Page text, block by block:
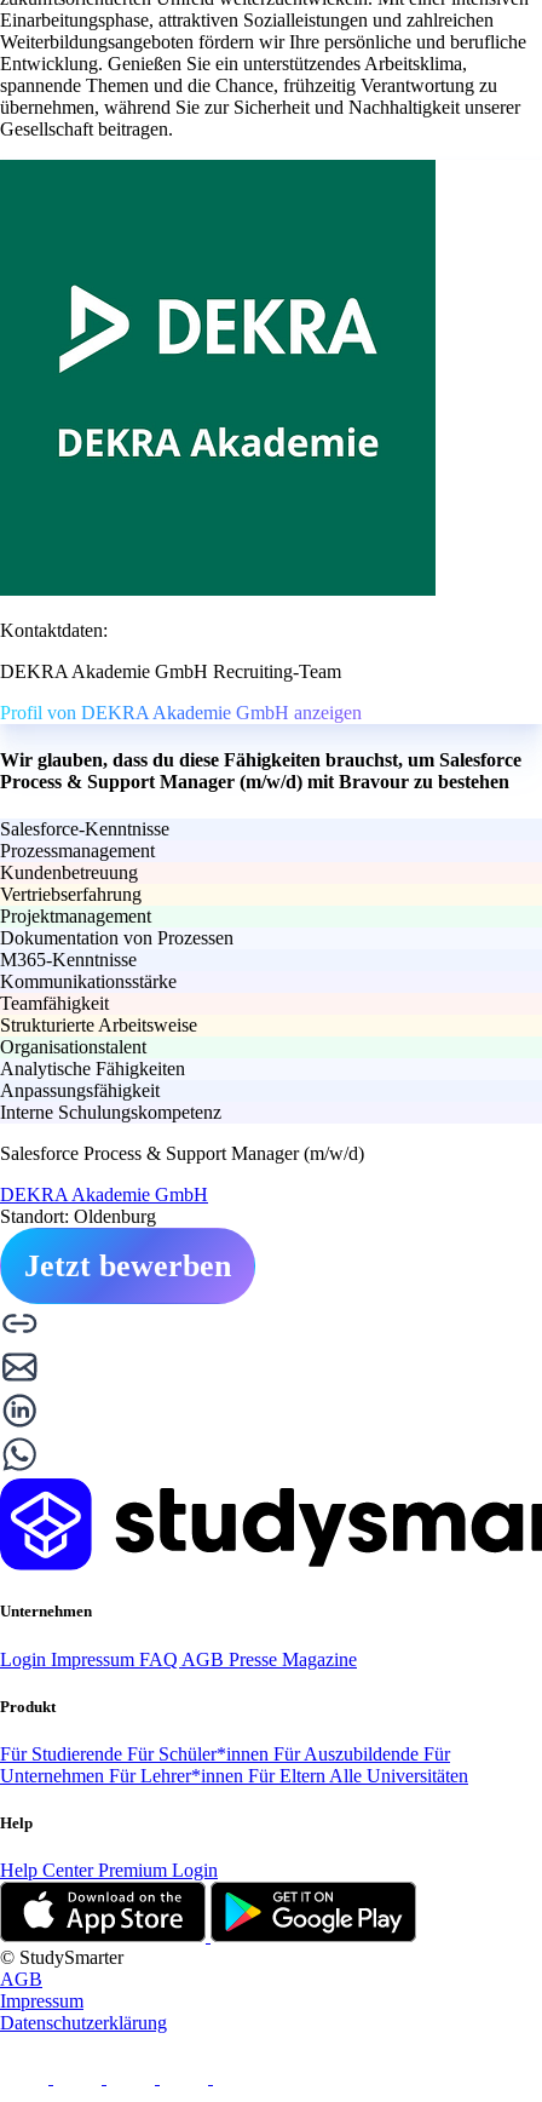
Einarbeitungsphase, attraktiven Sozialleistungen und zahlreichen
Weiterbildungsangeboten fördern wir Ihre persönliche und berufliche
Entwicklung. Genießen Sie ein unterstützendes Arbeitsklima,
spannende Themen und die Chance, frühzeitig Verantwortung zu
übernehmen, während Sie zur Sicherheit und Nachhaltigkeit unserer
Gesellschaft beitragen.
Kontaktdaten:
DEKRA Akademie GmbH Recruiting-Team
Profil von DEKRA Akademie GmbH anzeigen
Wir glauben, dass du diese Fähigkeiten brauchst, um Salesforce
Process & Support Manager (m/w/d) mit Bravour zu bestehen
Salesforce-Kenntnisse
Prozessmanagement
Kundenbetreuung
Vertriebserfahrung
Projektmanagement
Dokumentation von Prozessen
M365-Kenntnisse
Kommunikationsstärke
Teamfähigkeit
Strukturierte Arbeitsweise
Organisationstalent
Analytische Fähigkeiten
Anpassungsfähigkeit
Interne Schulungskompetenz
Salesforce Process & Support Manager (m/w/d)
DEKRA Akademie GmbH
Standort: Oldenburg
Jetzt bewerben
Unternehmen
Login Impressum FAQ AGB Presse Magazine
Produkt
Für Studierende Für Schüler*innen Für Auszubildende Für
Unternehmen Für Lehrer*innen Für Eltern Alle Universitäten
Help
Help CenterPremium Login
© StudySmarter
AGB
Impressum
Datenschutzerklärung